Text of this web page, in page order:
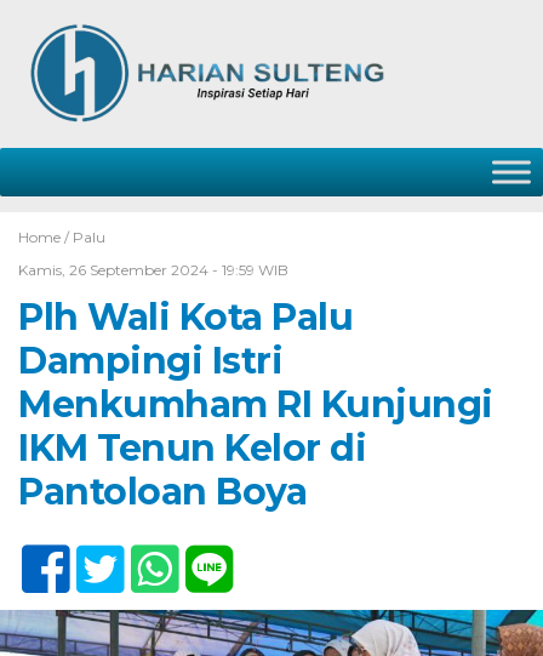
Home / Palu
Kamis, 26 September 2024 - 19:59 WIB
Plh Wali Kota Palu
Dampingi Istri
Menkumham RI Kunjungi
IKM Tenun Kelor di
Pantoloan Boya